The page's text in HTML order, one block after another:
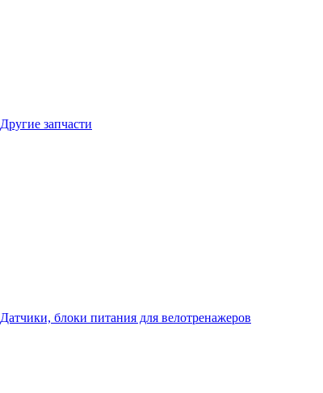
Другие запчасти
Датчики, блоки питания для велотренажеров